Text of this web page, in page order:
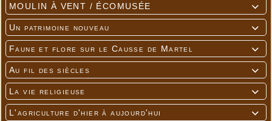

MOULIN À VENT / ÉCOMUSÉE

Un patrimoine nouveau

Faune et flore sur le Causse de Martel

Au fil des siècles

La vie religieuse

L'agriculture d'hier à aujourd'hui